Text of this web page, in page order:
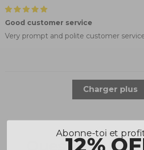
Good customer service
Very prompt and polite customer
Charger plus
Questions
Abonne-toi et